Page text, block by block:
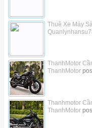
Thuê Xe Máy
ThanhMotor
ThanhMotor
Thanhmotor
ThanhMotor